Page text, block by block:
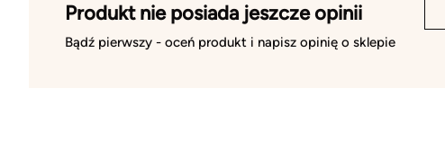
Produkt nie posiada jeszcze opinii
Bądź pierwszy - oceń produkt i napisz opinię o sklepie